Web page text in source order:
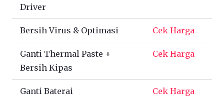
Driver
Bersih Virus & Optimasi Cek Harga
Ganti Thermal Paste +
Bersih Kipas
Cek Harga
Ganti Baterai Cek Harga